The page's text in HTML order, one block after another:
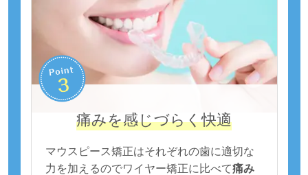
痛みを感じづらく快適
マウスピース矯正はそれぞれの歯に適切な
力を加えるのでワイヤー矯正に比べて痛み